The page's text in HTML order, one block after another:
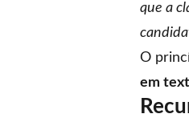
que a
O
em